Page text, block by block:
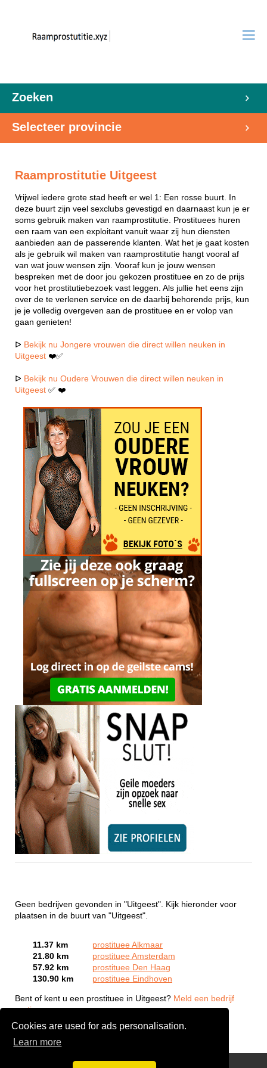
Cookies are used for ads personalisation.
Learn more
Zoeken
Selecteer provincie
Raamprostitutie Uitgeest
Vrijwel iedere grote stad heeft er wel 1: Een rosse buurt. In
deze buurt zijn veel sexclubs gevestigd en daarnaast kun je er
soms gebruik maken van raamprostitutie. Prostituees huren
een raam van een exploitant vanuit waar zij hun diensten
aanbieden aan de passerende klanten. Wat het je gaat kosten
als je gebruik wil maken van raamprostitutie hangt vooral af
van wat jouw wensen zijn. Vooraf kun je jouw wensen
bespreken met de door jou gekozen prostituee en zo de prijs
voor het prostitutiebezoek vast leggen. Als jullie het eens zijn
over de te verlenen service en de daarbij behorende prijs, kun
je je volledig overgeven aan de prostituee en er volop van
gaan genieten!
ᐅ Bekijk nu Jongere vrouwen die direct willen neuken in
Uitgeest ❤️✅
ᐅ Bekijk nu Oudere Vrouwen die direct willen neuken in
Uitgeest ✅ ❤️
Geen bedrijven gevonden in "Uitgeest". Kijk hieronder voor
plaatsen in de buurt van "Uitgeest".
11.37 km
prostituee Alkmaar
21.80 km
prostituee Amsterdam
57.92 km
prostituee Den Haag
130.90 km
prostituee Eindhoven
Bent of kent u een prostituee in Uitgeest? Meld een bedrijf
gratis aan